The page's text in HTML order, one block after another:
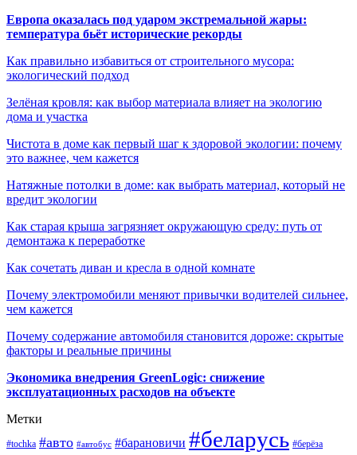
Европа оказалась под ударом экстремальной жары:
температура бьёт исторические рекорды
Как правильно избавиться от строительного мусора:
экологический подход
Зелёная кровля: как выбор материала влияет на экологию
дома и участка
Чистота в доме как первый шаг к здоровой экологии: почему
это важнее, чем кажется
Натяжные потолки в доме: как выбрать материал, который не
вредит экологии
Как старая крыша загрязняет окружающую среду: путь от
демонтажа к переработке
Как сочетать диван и кресла в одной комнате
Почему электромобили меняют привычки водителей сильнее,
чем кажется
Почему содержание автомобиля становится дороже: скрытые
факторы и реальные причины
Экономика внедрения GreenLogic: снижение
эксплуатационных расходов на объекте
Метки
#tochka #авто #автобус #барановичи #беларусь #берёза